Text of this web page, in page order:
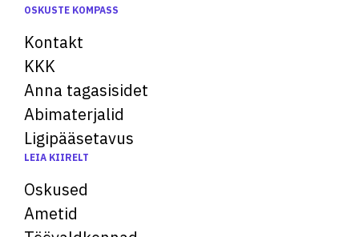
OSKUSTE KOMPASS
Kontakt
KKK
Anna tagasisidet
Abimaterjalid
Ligipääsetavus
LEIA KIIRELT
Oskused
Ametid